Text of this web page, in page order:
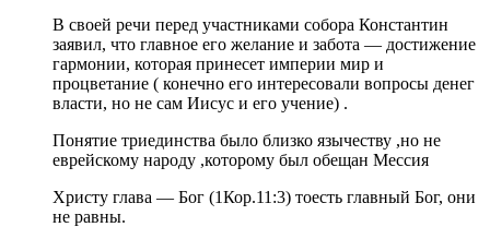
В своей речи перед участниками собора Константин
заявил, что главное его желание и забота — достижение
гармонии, которая принесет империи мир и
процветание ( конечно его интересовали вопросы денег
власти, но не сам Иисус и его учение) .
Понятие триединства было близко язычеству ,но не
еврейскому народу ,которому был обещан Мессия
Христу глава — Бог (1Кор.11:3) тоесть главный Бог, они
не равны.